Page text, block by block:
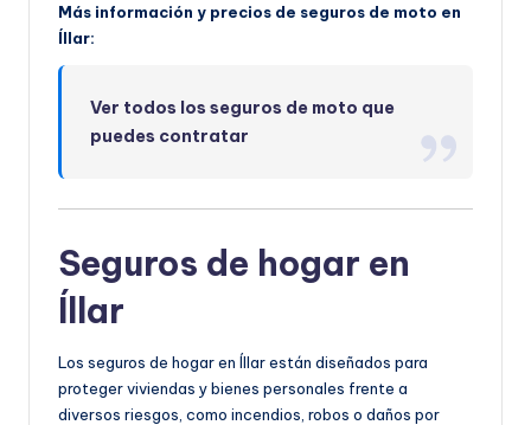
Más información y precios de seguros de moto en
Íllar:
Ver todos los seguros de moto que
puedes contratar
Seguros de hogar en
Íllar
Los seguros de hogar en Íllar están diseñados para
proteger viviendas y bienes personales frente a
diversos riesgos, como incendios, robos o daños por